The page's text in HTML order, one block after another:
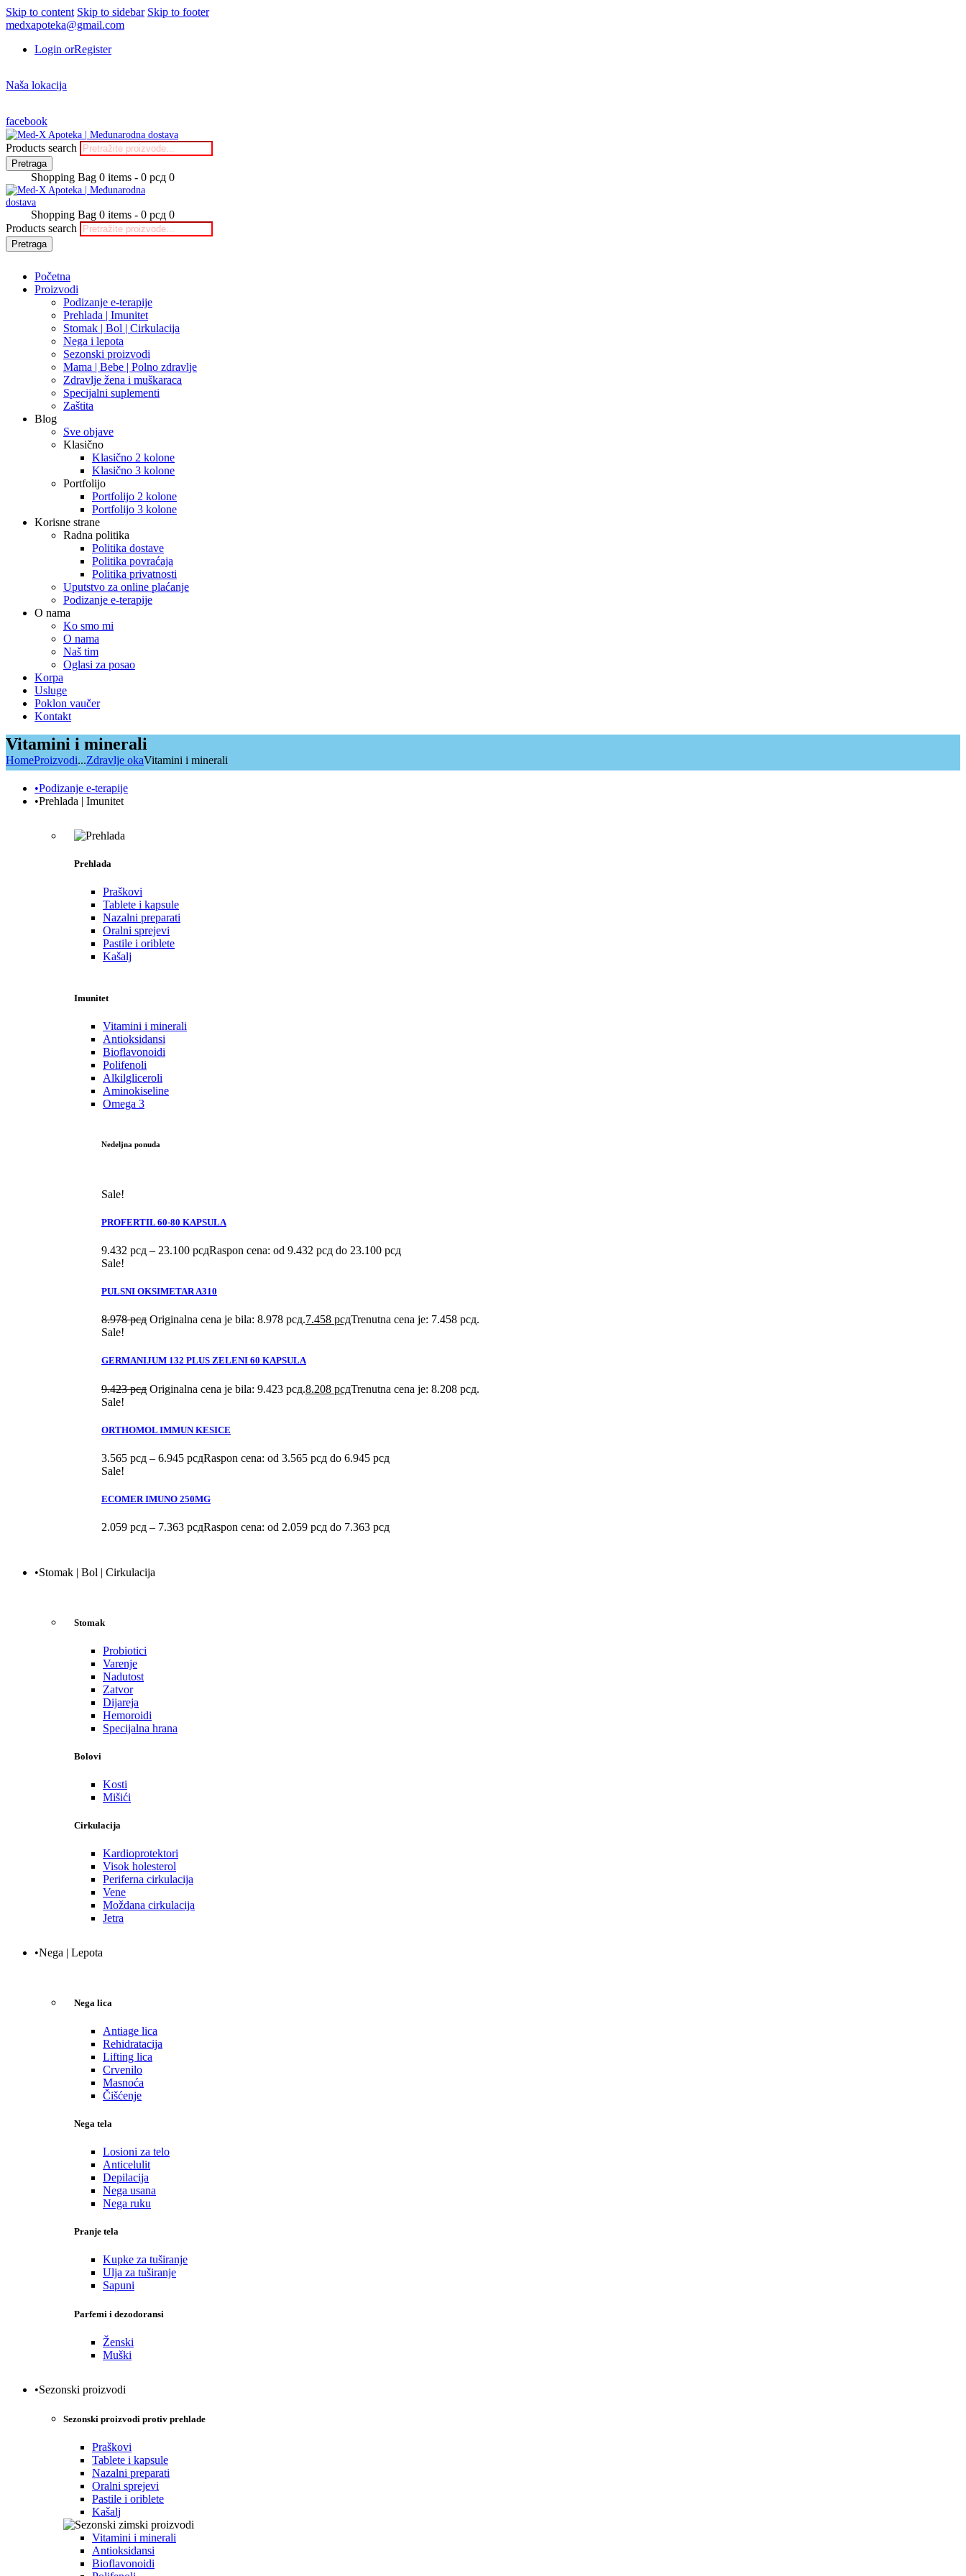
Skip to content Skip to sidebar Skip to footer
medxapoteka@gmail.com
Login orRegister
Naša lokacija
facebook
Products search
Pretraga
Shopping Bag 0 items - 0 рсд 0
Shopping Bag 0 items - 0 рсд 0
Products search
Pretraga
Početna
Proizvodi
Podizanje e-terapije
Prehlada | Imunitet
Stomak | Bol | Cirkulacija
Nega i lepota
Sezonski proizvodi
Mama | Bebe | Polno zdravlje
Zdravlje žena i muškaraca
Specijalni suplementi
Zaštita
Blog
Sve objave
Klasično
Klasično 2 kolone
Klasično 3 kolone
Portfolijo
Portfolijo 2 kolone
Portfolijo 3 kolone
Korisne strane
Radna politika
Politika dostave
Politika povraćaja
Politika privatnosti
Uputstvo za online plaćanje
Podizanje e-terapije
O nama
Ko smo mi
O nama
Naš tim
Oglasi za posao
Korpa
Usluge
Poklon vaučer
Kontakt
Vitamini i minerali
HomeProizvodi...Zdravlje okaVitamini i minerali
•Podizanje e-terapije
•Prehlada | Imunitet
Prehlada
Praškovi
Tablete i kapsule
Nazalni preparati
Oralni sprejevi
Pastile i oriblete
Kašalj
Imunitet
Vitamini i minerali
Antioksidansi
Bioflavonoidi
Polifenoli
Alkilgliceroli
Aminokiseline
Omega 3
Nedeljna ponuda
Sale!
PROFERTIL 60-80 KAPSULA
9.432 рсд – 23.100 рсдRaspon cena: od 9.432 рсд do 23.100 рсд
Sale!
PULSNI OKSIMETAR A310
8.978рсд Originalna cena je bila: 8.978 рсд.7.458 рсдTrenutna cena je: 7.458 рсд.
Sale!
GERMANIJUM 132 PLUS ZELENI 60 KAPSULA
9.423рсд Originalna cena je bila: 9.423 рсд.8.208 рсдTrenutna cena je: 8.208 рсд.
Sale!
ORTHOMOL IMMUN KESICE
3.565 рсд – 6.945 рсдRaspon cena: od 3.565 рсд do 6.945 рсд
Sale!
ECOMER IMUNO 250MG
2.059 рсд – 7.363 рсдRaspon cena: od 2.059 рсд do 7.363 рсд
•Stomak | Bol | Cirkulacija
Stomak
Probiotici
Varenje
Nadutost
Zatvor
Dijareja
Hemoroidi
Specijalna hrana
Bolovi
Kosti
Mišići
Cirkulacija
Kardioprotektori
Visok holesterol
Periferna cirkulacija
Vene
Moždana cirkulacija
Jetra
•Nega | Lepota
Nega lica
Antiage lica
Rehidratacija
Lifting lica
Crvenilo
Masnoća
Čišćenje
Nega tela
Losioni za telo
Anticelulit
Depilacija
Nega usana
Nega ruku
Pranje tela
Kupke za tuširanje
Ulja za tuširanje
Sapuni
Parfemi i dezodoransi
Ženski
Muški
•Sezonski proizvodi
Sezonski proizvodi protiv prehlade
Praškovi
Tablete i kapsule
Nazalni preparati
Oralni sprejevi
Pastile i oriblete
Kašalj
Vitamini i minerali
Antioksidansi
Bioflavonoidi